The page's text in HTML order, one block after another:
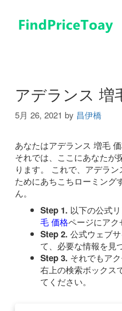
アデランス 増
5月 26, 2021 by 昌伊橋
あなたはアデランス 増毛
それでは、ここにあなたが
ります。 これで、アデラ
ためにあちこちローミング
ん。
Step 1. 以下の公式
毛 価格ページにアク
Step 2. 公式ウェブ
て、必要な情報を見
Step 3. それでもア
右上の検索ボックス
てください。